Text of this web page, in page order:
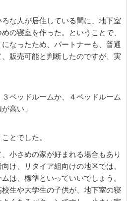
な人が居住している間に、地下室
の寝室を作った。ということで、
なったため、パートナーも、普通
販売可能と判断したのですが、実
３ベッドルームか、４ベッドルーム
高い」
とでした。
小さめの家が好まれる場合もあり
け、リタイア組向けの地区では、
は、標準といっていいでしょう。
生や大学生の子供が、地下室の寝